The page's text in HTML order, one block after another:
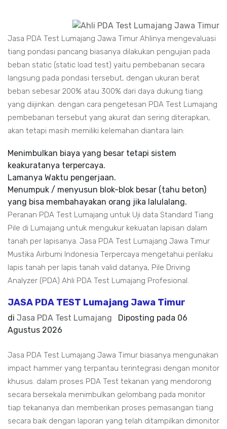
Jasa PDA Test Lumajang Jawa Timur Ahlinya mengevaluasi
tiang pondasi pancang biasanya dilakukan pengujian pada
beban static (static load test) yaitu pembebanan secara
langsung pada pondasi tersebut, dengan ukuran berat
beban sebesar 200% atau 300% dari daya dukung tiang
yang diijinkan. dengan cara pengetesan PDA Test Lumajang
pembebanan tersebut yang akurat dan sering diterapkan,
akan tetapi masih memiliki kelemahan diantara lain:
Menimbulkan biaya yang besar tetapi sistem
keakuratanya terpercaya.
Lamanya Waktu pengerjaan.
Menumpuk / menyusun blok-blok besar (tahu beton)
yang bisa membahayakan orang jika lalulalang.
Peranan PDA Test Lumajang untuk Uji data Standard Tiang
Pile di Lumajang untuk mengukur kekuatan lapisan dalam
tanah per lapisanya. Jasa PDA Test Lumajang Jawa Timur
Mustika Airbumi Indonesia Terpercaya mengetahui perilaku
lapis tanah per lapis tanah valid datanya, Pile Driving
Analyzer (PDA) Ahli PDA Test Lumajang Profesional.
JASA PDA TEST Lumajang Jawa Timur
di Jasa PDA Test Lumajang Diposting pada 06
Agustus 2026
Jasa PDA Test Lumajang Jawa Timur biasanya mengunakan
impact hammer yang terpantau terintegrasi dengan monitor
khusus. dalam proses PDA Test tekanan yang mendorong
secara bersekala menimbulkan gelombang pada monitor
tiap tekananya dan memberikan proses pemasangan tiang
secara baik dengan laporan yang telah ditampilkan dimonitor